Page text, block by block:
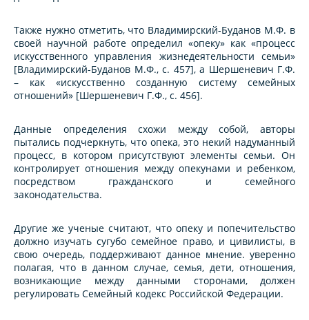
Также нужно отметить, что Владимирский-Буданов М.Ф. в
своей научной работе определил «опеку» как «процесс
искусственного управления жизнедеятельности семьи»
[Владимирский-Буданов М.Ф., с. 457], а Шершеневич Г.Ф.
– как «искусственно созданную систему семейных
отношений» [Шершеневич Г.Ф., с. 456].
Данные определения схожи между собой, авторы
пытались подчеркнуть, что опека, это некий надуманный
процесс, в котором присутствуют элементы семьи. Он
контролирует отношения между опекунами и ребенком,
посредством гражданского и семейного
законодательства.
Другие же ученые считают, что опеку и попечительство
должно изучать сугубо семейное право, и цивилисты, в
свою очередь, поддерживают данное мнение. уверенно
полагая, что в данном случае, семья, дети, отношения,
возникающие между данными сторонами, должен
регулировать Семейный кодекс Российской Федерации.